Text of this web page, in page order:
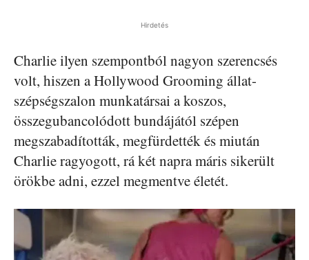
Hirdetés
Charlie ilyen szempontból nagyon szerencsés
volt, hiszen a Hollywood Grooming állat-
szépségszalon munkatársai a koszos,
összegubancolódott bundájától szépen
megszabadították, megfürdették és miután
Charlie ragyogott, rá két napra máris sikerült
örökbe adni, ezzel megmentve életét.